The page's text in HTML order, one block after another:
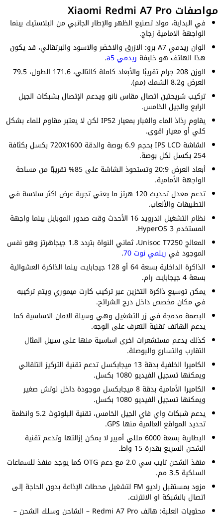
مواصفات Xiaomi Redmi A7 Pro
في البداية، مواد تصنيع الظهر والإطار الجانبي من البلاستيك بينما
الواجهة الامامية زجاج.
الوان ريدمي A7 برو: الازرق والاخضر والاسود والبرتقالي، قد يكون
هذا الهاتف هو خليفة ريدمي a5
.
الوزن 208 جرام تقريبًا والأبعاد كاملة كالتالي، 171.6 الطول، 79.5
العرض و8.2 السُمك (مم).
تركيب شريحتين اتصال مقاس نانو ويدعم الإتصال بشبكات الجيل
الرابع والجيل الخامس.
يقاوم رذاذ الماء والغبار بمعيار IP52 لكن لا يعتبر مقاوم للماء بشكل
كلي أو معيار اقوى.
الشاشة IPS LCD بحجم 6.9 بوصة والدقة 720X1600 بكسل بكثافة
254 بكسل لكل بوصة.
أبعاد العرض 20:9 وتستحوذ الشاشة على 85% تقريبًا من مساحة
الواجهة الأمامية.
تدعم معدل تحديث 120 هرتز ما يعني تجربة عرض اكثر سلاسة في
التطبيقات والألعاب.
نظام التشغيل اندرويد 16 الأحدث وقت صدور الموبايل بينما واجهة
المستخدم HyperOS 3.
المعالج Unisoc T7250، ثماني النواة بتردد 1.8 جيجاهرتز وهو نفس
الموجود في ريلمي نوت 70
.
الذاكرة الداخلية بسعة 64 أو 128 جيجابايت بينما الذاكرة العشوائية
بسعة 4 جيجابايت رام.
يمكن توسيع ذاكرة التخزين عبر تركيب كارت ميموري ويتم تركيبه
في مكان مخصص داخل درج الشرائح.
البصمة مدمجة في زر التشغيل وهي وسيلة الامان الاساسية كما
يدعم الهاتف تقنية التعرف على الوجه.
كذلك يدعم مستشعرات اخرى اساسية منها على سبيل المثال
التقارب والتسارع والبوصلة.
الكاميرا الخلفية بدقة 13 ميجابكسل تدعم تقنية التركيز التلقائي
ويمكنها تسجيل الفيديو 1080 بكسل.
الكاميرا الأمامية بدقة 8 ميجابكسل موجودة داخل نوتش صغير
ويمكنها تسجيل الفيديو 1080 بكسل.
يدعم شبكات واي فاي الجيل الخامس، تقنية البلوتوث 5.2 وانظمة
تحديد المواقع العالمية منها GPS.
البطارية بسعة 6000 مللي أمبير لا يمكن إزالتها وتدعم تقنية
الشحن السريع بقدرة 15 واط.
منفذ الشحن تايب سي 2.0 مع دعم OTG كما يوجد منفذ للسماعات
السلكية 3.5 مم.
مزود بمستقبل راديو FM لتشغيل محطات الإذاعة بدون الحاجة إلى
اتصال بالشبكة او الانترنت.
محتويات العلبة: هاتف Redmi A7 Pro – الشاحن وسلك الشحن –